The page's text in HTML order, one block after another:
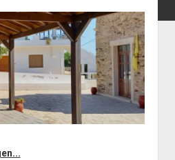
Berlin
Reisen
Kunst
Geschichte
open
dropdown
menu
der Stadt Berlin